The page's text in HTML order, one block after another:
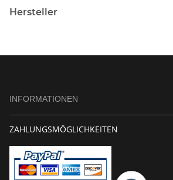
Hersteller
INFORMATIONEN
ZAHLUNGSMÖGLICHKEITEN